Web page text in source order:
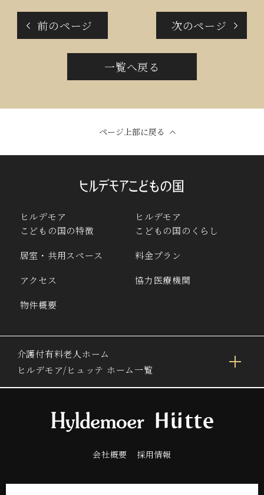
前のページ
一覧へ戻る
次のページ
ページ上部に戻る
ヒルデモア
こどもの国の特徴
ヒルデモア
こどもの国のくらし
居室・共用スペース
料金プラン
アクセス
協力医療機関
物件概要
介護付有料老人ホーム
ヒルデモア/ヒュッテ ホーム一覧
会社概要 採用情報